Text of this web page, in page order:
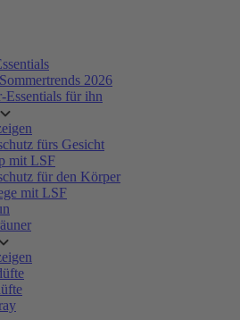
2026
Essentials für ihn
fürs Gesicht
mit LSF
für den Körper
mit LSF